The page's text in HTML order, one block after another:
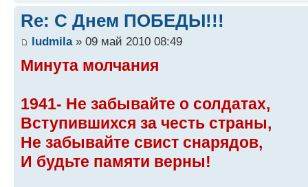
Re: С Днем ПОБЕДЫ!!!
ludmila» 09 май 2010 08:49
Минута молчания
1941- Не забывайте о солдатах,
Вступившихся за честь страны,
Не забывайте свист снарядов,
И будьте памяти верны!